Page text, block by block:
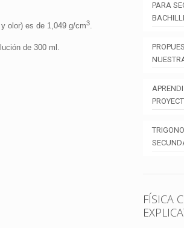
olor) es de 1,049 g/cm3.
de 300 ml.
PARA
FÍSICA